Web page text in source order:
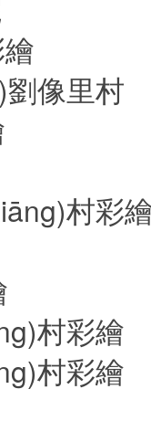
像里村
村彩
村彩繪
村彩繪